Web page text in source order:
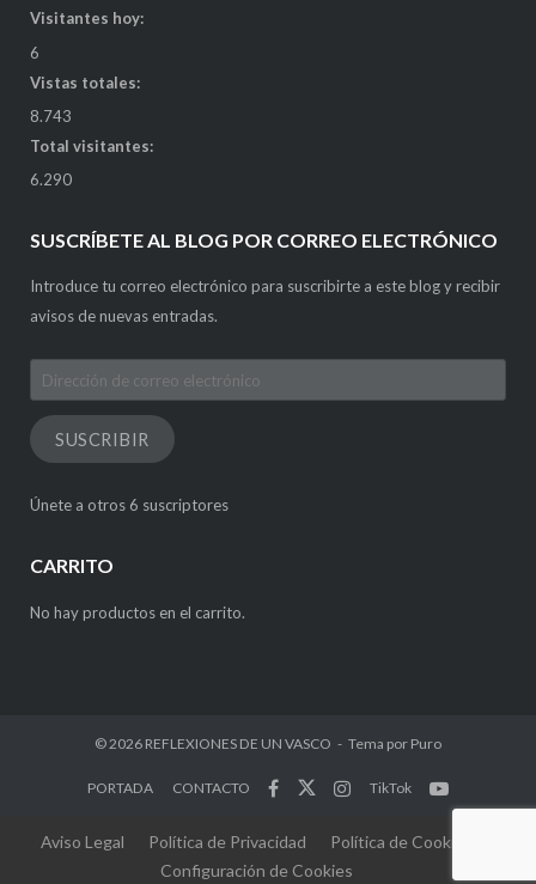
Visitantes hoy:
6
Vistas totales:
8.743
Total visitantes:
6.290
SUSCRÍBETE AL BLOG POR CORREO ELECTRÓNICO
Introduce tu correo electrónico para suscribirte a este blog y recibir
avisos de nuevas entradas.
Dirección
de
correo
electrónico
SUSCRIBIR
Únete a otros 6 suscriptores
CARRITO
No hay productos en el carrito.
© 2026 REFLEXIONES DE UN VASCO Tema por Puro
PORTADA CONTACTO TikTok
Aviso Legal Política de Privacidad
Política de Cookies
Configuración de Cookies